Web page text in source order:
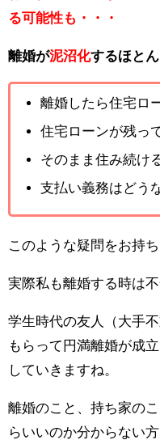
る可能性も・・・
離婚が泥沼化するほと
離婚したら住宅ロ
住宅ローンが残っ
そのまま住み続け
支払い義務はどう
このような疑問をお持
実際私も離婚する時は
学生時代の友人（大手
もらって円満離婚が成
していきますね。
離婚のこと、持ち家の
らいいのか分からない